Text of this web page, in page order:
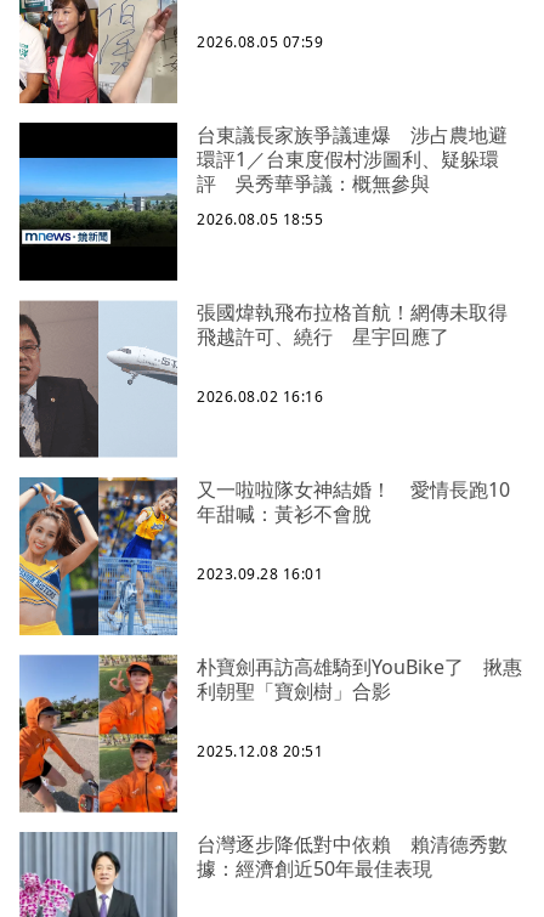
2026.08.05 07:59
台東議長家族爭議連爆 涉占農地避
環評1／台東度假村涉圖利、疑躲環
評 吳秀華爭議：概無參與
2026.08.05 18:55
張國煒執飛布拉格首航！網傳未取得
飛越許可、繞行 星宇回應了
2026.08.02 16:16
又一啦啦隊女神結婚！ 愛情長跑10
年甜喊：黃衫不會脫
2023.09.28 16:01
朴寶劍再訪高雄騎到YouBike了 揪惠
利朝聖「寶劍樹」合影
2025.12.08 20:51
台灣逐步降低對中依賴 賴清德秀數
據：經濟創近50年最佳表現